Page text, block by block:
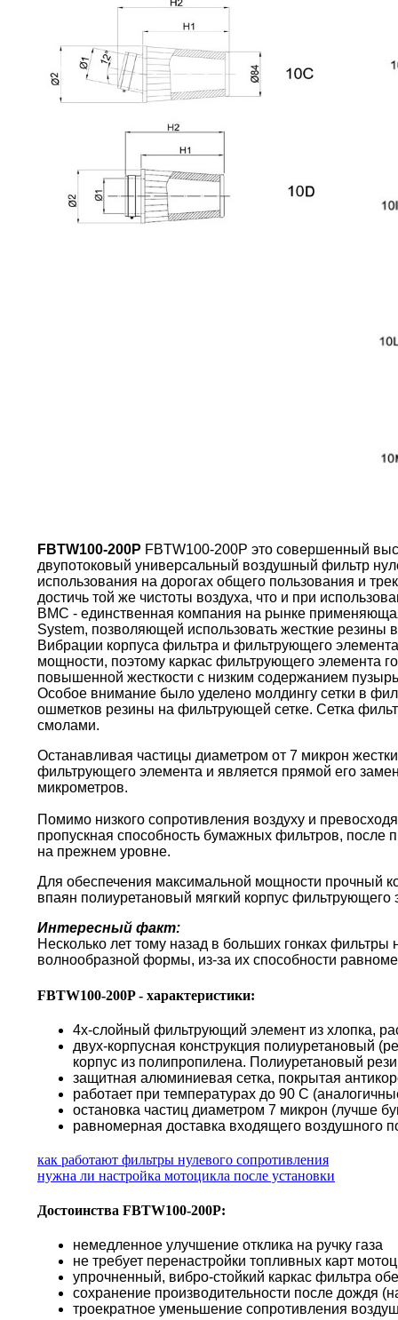
FBTW100-200P FBTW100-200P это совершенный
двупотоковый универсальный воздушный фильтр
использования на дорогах общего пользования и
достичь той же чистоты воздуха, что и при
BMC - единственная компания на рынке
System, позволяющей использовать жесткие резины
Вибрации корпуса фильтра и фильтрующего
мощности, поэтому каркас фильтрующего элемента
повышенной жесткости с низким содержанием
Особое внимание было уделено молдингу сетки в
ошметков резины на фильтрующей сетке. Сетка
смолами.
Останавливая частицы диаметром от 7 микрон
фильтрующего элемента и является прямой его
микрометров.
Помимо низкого сопротивления воздуху и
пропускная способность бумажных фильтров, после
на прежнем уровне.
Для обеспечения максимальной мощности прочный
впаян полиуретановый мягкий корпус
Интересный факт:
Несколько лет тому назад в больших гонках
волнообразной формы, из-за их способности
FBTW100-200P - характеристики:
4х-слойный фильтрующий элемент из хлопка,
двух-корпусная конструкция полиуретановый
корпус из полипропилена. Полиуретановый
защитная алюминиевая сетка, покрытая
работает при температурах до 90 С
остановка частиц диаметром 7 микрон (лучше
равномерная доставка входящего воздушного
как работают фильтры нулевого сопротивления
нужна ли настройка мотоцикла после установки
Достоинства FBTW100-200P:
немедленное улучшение отклика на ручку газа
не требует перенастройки топливных карт
упрочненный, вибро-стойкий каркас фильтра
сохранение производительности после дождя
троекратное уменьшение сопротивления